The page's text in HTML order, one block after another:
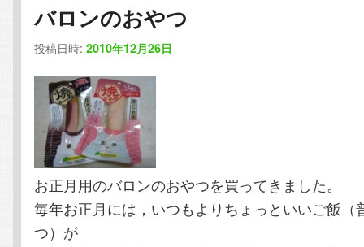
コ
ン
テ
ン
ツ
へ
ン
テ
ン
ツ
へ
移
バロンのおやつ
投稿日時:2010年12月26日
お正月用のバロンのおやつを買ってきました。
毎年お正月には，いつもよりちょっといいご飯（
つ）が